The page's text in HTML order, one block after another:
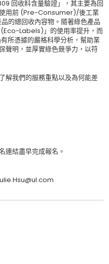
回收料含量驗證」，其主要為回
用前 (Pre-Consumer)/後工業
的總回收內容物。隨著綠色產品
Labels)」的使用率提升，而
所憑據的嚴格科學分析，幫助業
聲明，並厚實綠色競爭力，以符
解我們的服務重點以及為何能差
連結盡早完成報名。